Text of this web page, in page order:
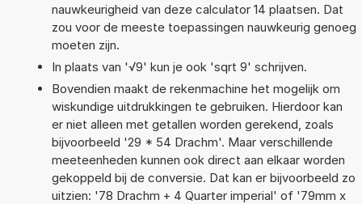
nauwkeurigheid van deze calculator 14 plaatsen. Dat
zou voor de meeste toepassingen nauwkeurig genoeg
moeten zijn.
In plaats van '√9' kun je ook 'sqrt 9' schrijven.
Bovendien maakt de rekenmachine het mogelijk om
wiskundige uitdrukkingen te gebruiken. Hierdoor kan
er niet alleen met getallen worden gerekend, zoals
bijvoorbeeld '29 * 54 Drachm'. Maar verschillende
meeteenheden kunnen ook direct aan elkaar worden
gekoppeld bij de conversie. Dat kan er bijvoorbeeld zo
uitzien: '78 Drachm + 4 Quarter imperial' of '79mm x